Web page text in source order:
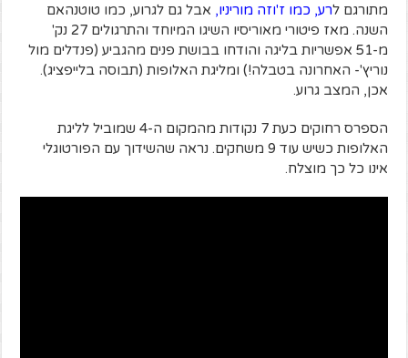
מתורגם לרע, כמו ז'וזה מוריניו, אבל גם לגרוע, כמו טוטנהאם
השנה. מאז פיטורי מאוריסיו השיגו המיוחד והתרגולים 27 נק'
מ-51 אפשריות בליגה והודחו בבושת פנים מהגביע (פנדלים מול
נוריץ'- האחרונה בטבלה!) ומליגת האלופות (תבוסה בלייפציג).
אכן, המצב גרוע.
הספרס רחוקים כעת 7 נקודות מהמקום ה-4 שמוביל לליגת
האלופות כשיש עוד 9 משחקים. נראה שהשידוך עם הפורטוגלי
אינו כל כך מוצלח.